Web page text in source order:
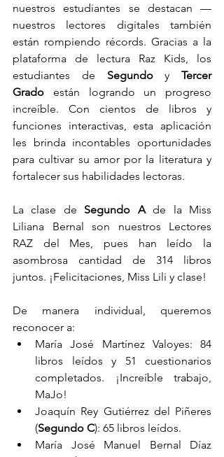
nuestros estudiantes se destacan —
nuestros lectores digitales también
están rompiendo récords. Gracias a la
plataforma de lectura Raz Kids, los
estudiantes de Segundo y Tercer
Grado están logrando un progreso
increíble. Con cientos de libros y
funciones interactivas, esta aplicación
les brinda incontables oportunidades
para cultivar su amor por la literatura y
fortalecer sus habilidades lectoras.
La clase de Segundo A de la Miss
Liliana Bernal son nuestros Lectores
RAZ del Mes, pues han leído la
asombrosa cantidad de 314 libros
juntos. ¡Felicitaciones, Miss Lili y clase!
De manera individual, queremos
reconocer a:
María José Martínez Valoyes: 84
libros leídos y 51 cuestionarios
completados. ¡Increíble trabajo,
MaJo!
Joaquín Rey Gutiérrez del Piñeres
(Segundo C): 65 libros leídos.
María José Manuel Bernal Díaz